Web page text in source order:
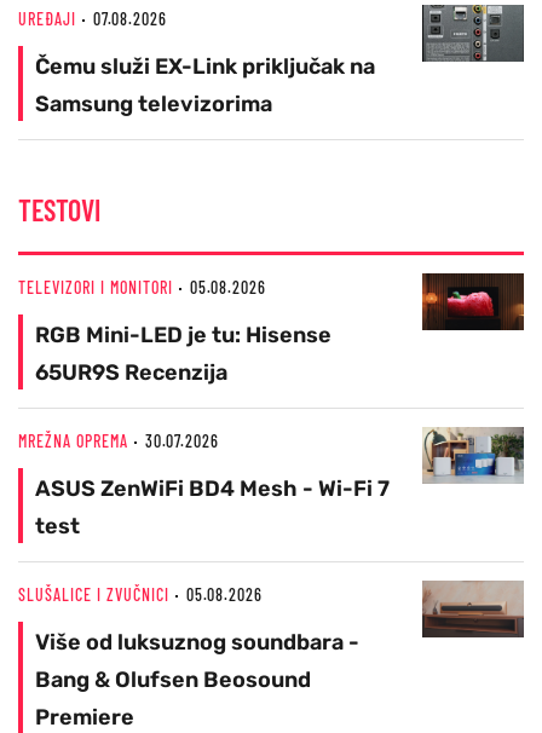
UREĐAJI 07.08.2026
Čemu služi EX-Link priključak na
Samsung televizorima
TESTOVI
TELEVIZORI I MONITORI 05.08.2026
RGB Mini-LED je tu: Hisense
65UR9S Recenzija
MREŽNA OPREMA 30.07.2026
ASUS ZenWiFi BD4 Mesh - Wi-Fi 7
test
SLUŠALICE I ZVUČNICI 05.08.2026
Više od luksuznog soundbara -
Bang & Olufsen Beosound
Premiere